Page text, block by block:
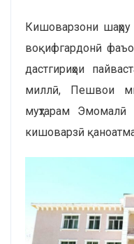
Кишоварзони шаҳру
воқифгардонӣ
дастгириҳои
миллӣ, Пешвои
муҳтарам
кишоварзӣ